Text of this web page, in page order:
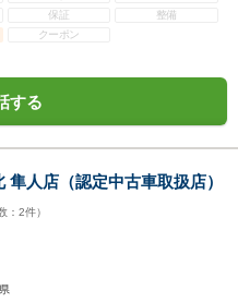
保証
整備
クーポン
する
人店（認定中古車取扱店）
： 2件）